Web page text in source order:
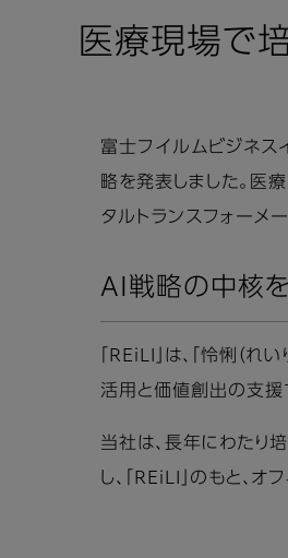
医療現場で
富士フイルムビジネス
略を発表しました。医
タルトランスフォーメ
AI戦略の中核を
「REiLI」は、「怜悧（
活用と価値創出の支援
当社は、長年にわたり
し、「REiLI」のもと、